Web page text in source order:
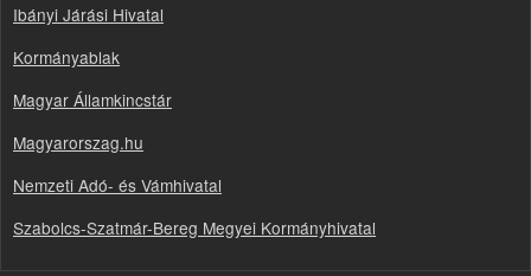
Ibányi Járási Hivatal
Kormányablak
Magyar Államkincstár
Magyarorszag.hu
Nemzeti Adó- és Vámhivatal
Szabolcs-Szatmár-Bereg Megyei Kormányhivatal